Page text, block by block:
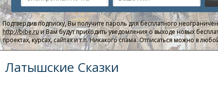
Подтвердив подписку, Вы получите пароль для бесплатного
http://bibe.ruи Вам будут приходить уведомления о выходе новых
проектах, курсах, сайтах и т.п. Никакого спама. Отписаться можно в
Латышские Сказки